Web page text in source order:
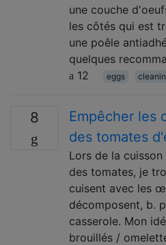
une couche
les côtés qui est
une poêle
quelques
12
eggs
8
Empêcher les
des tomates
Lors de la
des tomates, je
cuisent avec les
décomposent, b.
casserole. Mon
brouillés /